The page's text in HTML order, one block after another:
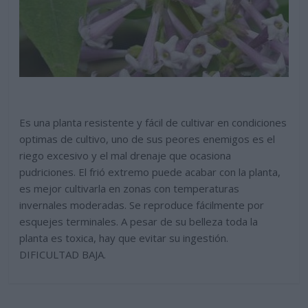
Es una planta resistente y fácil de cultivar en condiciones
optimas de cultivo, uno de sus peores enemigos es el
riego excesivo y el mal drenaje que ocasiona
pudriciones. El frió extremo puede acabar con la planta,
es mejor cultivarla en zonas con temperaturas
invernales moderadas. Se reproduce fácilmente por
esquejes terminales. A pesar de su belleza toda la
planta es toxica, hay que evitar su ingestión.
DIFICULTAD BAJA.